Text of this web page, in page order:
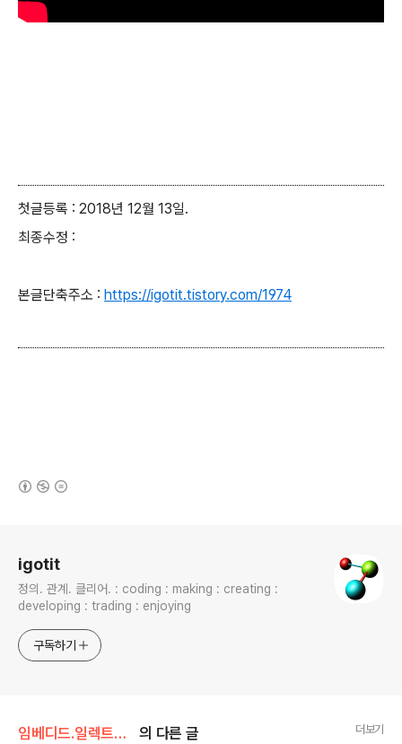
첫글등록 : 2018년 12월 13일.
최종수정 :
본글단축주소 : https://igotit.tistory.com/1974
igotit
정의. 관계. 클리어. : coding : making : creating :
developing : trading : enjoying
구독하기
임베디드.일렉트로닉스/STM32 의 다른 글 더보기